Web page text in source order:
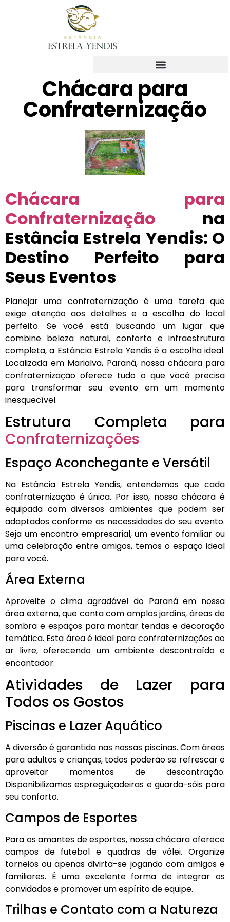
Chácara para
Confraternização
Chácara para
Confraternização na
Estância Estrela Yendis: O
Destino Perfeito para
Seus Eventos
Planejar uma confraternização é uma tarefa que
exige atenção aos detalhes e a escolha do local
perfeito. Se você está buscando um lugar que
combine beleza natural, conforto e infraestrutura
completa, a Estância Estrela Yendis é a escolha ideal.
Localizada em Marialva, Paraná, nossa chácara para
confraternização oferece tudo o que você precisa
para transformar seu evento em um momento
inesquecível.
Estrutura Completa para
Confraternizações
Espaço Aconchegante e Versátil
Na Estância Estrela Yendis, entendemos que cada
confraternização é única. Por isso, nossa chácara é
equipada com diversos ambientes que podem ser
adaptados conforme as necessidades do seu evento.
Seja um encontro empresarial, um evento familiar ou
uma celebração entre amigos, temos o espaço ideal
para você.
Área Externa
Aproveite o clima agradável do Paraná em nossa
área externa, que conta com amplos jardins, áreas de
sombra e espaços para montar tendas e decoração
temática. Esta área é ideal para confraternizações ao
ar livre, oferecendo um ambiente descontraído e
encantador.
Atividades de Lazer para
Todos os Gostos
Piscinas e Lazer Aquático
A diversão é garantida nas nossas piscinas. Com áreas
para adultos e crianças, todos poderão se refrescar e
aproveitar momentos de descontração.
Disponibilizamos espreguiçadeiras e guarda-sóis para
seu conforto.
Campos de Esportes
Para os amantes de esportes, nossa chácara oferece
campos de futebol e quadras de vôlei. Organize
torneios ou apenas divirta-se jogando com amigos e
familiares. É uma excelente forma de integrar os
convidados e promover um espírito de equipe.
Trilhas e Contato com a Natureza